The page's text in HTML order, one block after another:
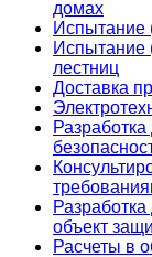
домах
Испытание
Испытание
лестниц
Доставка
объект
Расчеты в